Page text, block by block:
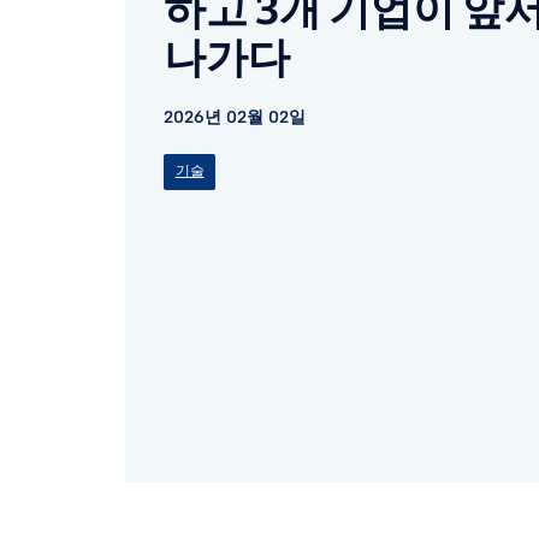
나가다
2026년 02월 02일
기술